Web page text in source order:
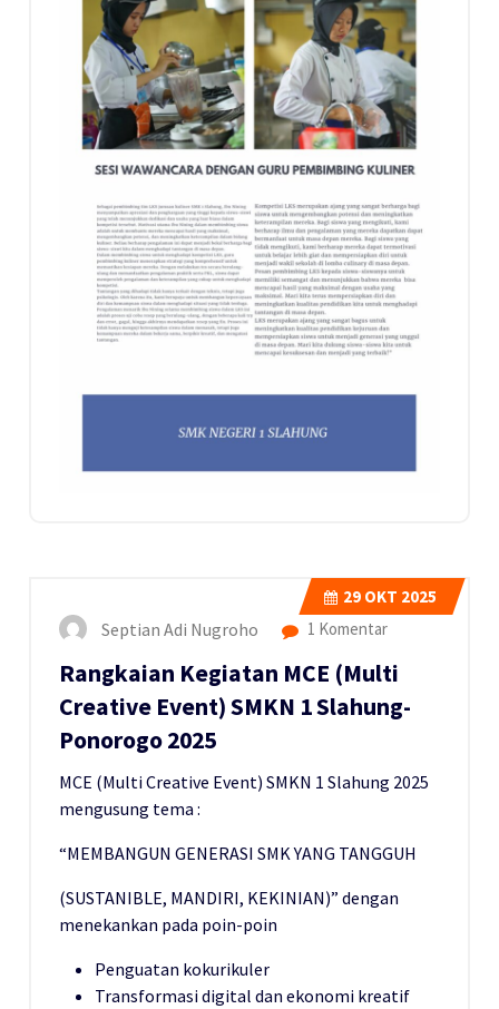
29 OKT 2025
Septian Adi Nugroho 1 Komentar
Rangkaian Kegiatan MCE (Multi
Creative Event) SMKN 1 Slahung-
Ponorogo 2025
MCE (Multi Creative Event) SMKN 1 Slahung 2025
mengusung tema :
“MEMBANGUN GENERASI SMK YANG TANGGUH
(SUSTANIBLE, MANDIRI, KEKINIAN)” dengan
menekankan pada poin-poin
Penguatan kokurikuler
Transformasi digital dan ekonomi kreatif